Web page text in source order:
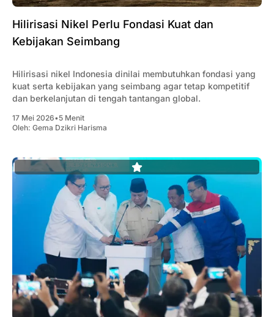
Hilirisasi Nikel Perlu Fondasi Kuat dan
Kebijakan Seimbang
Hilirisasi nikel Indonesia dinilai membutuhkan fondasi yang
kuat serta kebijakan yang seimbang agar tetap kompetitif
dan berkelanjutan di tengah tantangan global.
17 Mei 2026•5 Menit
Oleh: Gema Dzikri Harisma